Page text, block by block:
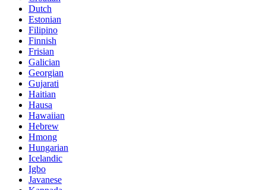
Dutch
Estonian
Filipino
Finnish
Frisian
Galician
Georgian
Gujarati
Haitian
Hausa
Hawaiian
Hebrew
Hmong
Hungarian
Icelandic
Igbo
Javanese